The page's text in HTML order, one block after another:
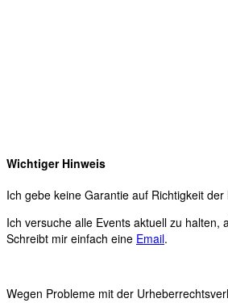
Wichtiger Hinweis
Ich gebe keine Garantie auf Richtigkeit
Ich versuche alle Events aktuell zu
Schreibt mir einfach eine Email.
Wegen Probleme mit der